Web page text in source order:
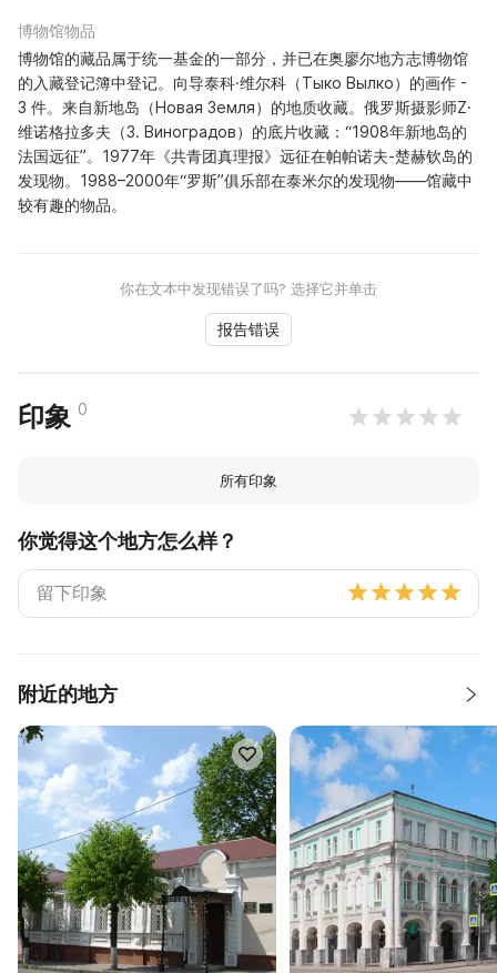
博物馆物品
博物馆的藏品属于统一基金的一部分，并已在奥廖尔地方志博物馆
的入藏登记簿中登记。向导泰科·维尔科（Тыко Вылко）的画作 -
3 件。来自新地岛（Новая Земля）的地质收藏。俄罗斯摄影师Z·
维诺格拉多夫（З. Виноградов）的底片收藏：“1908年新地岛的
法国远征”。1977年《共青团真理报》远征在帕帕诺夫-楚赫钦岛的
发现物。1988–2000年“罗斯”俱乐部在泰米尔的发现物——馆藏中
较有趣的物品。
你在文本中发现错误了吗? 选择它并单击
报告错误
印象 0
所有印象
你觉得这个地方怎么样？
附近的地方